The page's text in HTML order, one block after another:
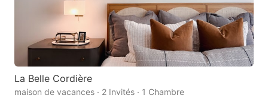
La Belle Cordière
maison de vacances · 2 Invités · 1 Chambre